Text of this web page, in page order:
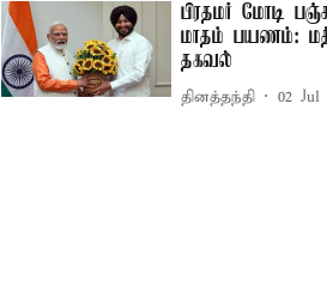
பிரதமர் மோடி
மாதம் பயணம்:
தகவல்
தினத்தந்தி 02 Jul